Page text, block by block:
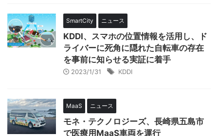
SmartCity ニュース
KDDI、スマホの位置情報を活用し、ド
ライバーに死角に隠れた自転車の存在
を事前に知らせる実証に着手
2023/1/31 KDDI
MaaS ニュース
モネ・テクノロジーズ、長崎県五島市
で医療用MaaS車両を運行